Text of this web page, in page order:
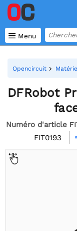
 Menu
Opencircuit
DFRobot
Numéro d'article
FIT0193